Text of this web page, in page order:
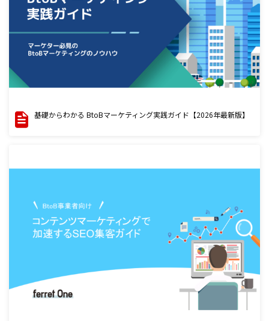
基礎からわかる BtoBマーケティング実践ガイド【2026年最新版】